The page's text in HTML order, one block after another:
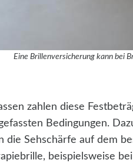
Eine Brillenversicherung kann bei
zahlen diese
Bedingungen.
die Sehschärfe auf dem
beispielsweise